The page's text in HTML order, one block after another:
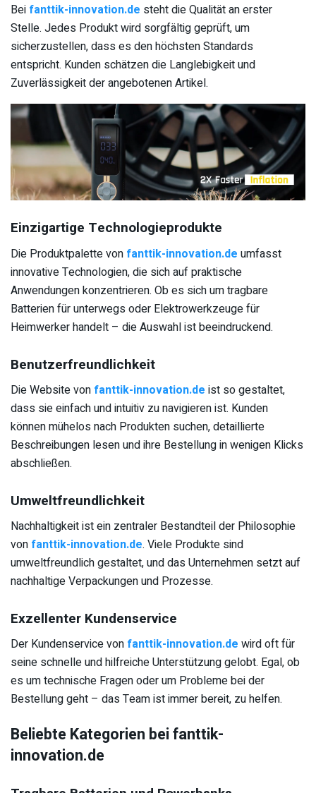
Bei fanttik-innovation.de steht die Qualität an erster
Stelle. Jedes Produkt wird sorgfältig geprüft, um
sicherzustellen, dass es den höchsten Standards
entspricht. Kunden schätzen die Langlebigkeit und
Zuverlässigkeit der angebotenen Artikel.
Einzigartige Technologieprodukte
Die Produktpalette von fanttik-innovation.de umfasst
innovative Technologien, die sich auf praktische
Anwendungen konzentrieren. Ob es sich um tragbare
Batterien für unterwegs oder Elektrowerkzeuge für
Heimwerker handelt – die Auswahl ist beeindruckend.
Benutzerfreundlichkeit
Die Website von fanttik-innovation.de ist so gestaltet,
dass sie einfach und intuitiv zu navigieren ist. Kunden
können mühelos nach Produkten suchen, detaillierte
Beschreibungen lesen und ihre Bestellung in wenigen Klicks
abschließen.
Umweltfreundlichkeit
Nachhaltigkeit ist ein zentraler Bestandteil der Philosophie
von fanttik-innovation.de. Viele Produkte sind
umweltfreundlich gestaltet, und das Unternehmen setzt auf
nachhaltige Verpackungen und Prozesse.
Exzellenter Kundenservice
Der Kundenservice von fanttik-innovation.de wird oft für
seine schnelle und hilfreiche Unterstützung gelobt. Egal, ob
es um technische Fragen oder um Probleme bei der
Bestellung geht – das Team ist immer bereit, zu helfen.
Beliebte Kategorien bei fanttik-
innovation.de